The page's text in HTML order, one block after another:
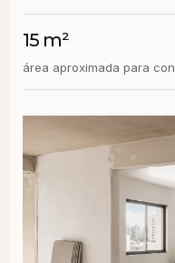
15 m²
área aproximada para